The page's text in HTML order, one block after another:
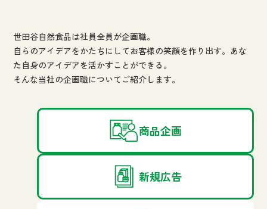
世田谷自然食品は社員全員が企画職。
自らのアイデアをかたちにしてお客様の笑顔を作り出す。あな
た自身のアイデアを活かすことができる。
そんな当社の企画職についてご紹介します。
商品企画
新規広告